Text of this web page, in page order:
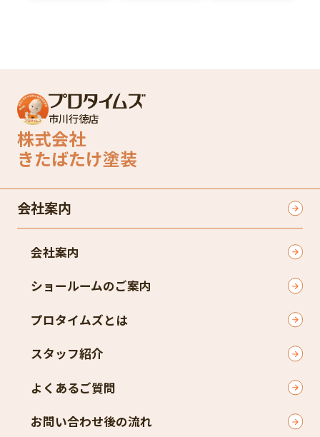
市川行徳店
株式会社
きたばたけ塗装
会社案内
会社案内
ショールームのご案内
プロタイムズとは
スタッフ紹介
よくあるご質問
お問い合わせ後の流れ